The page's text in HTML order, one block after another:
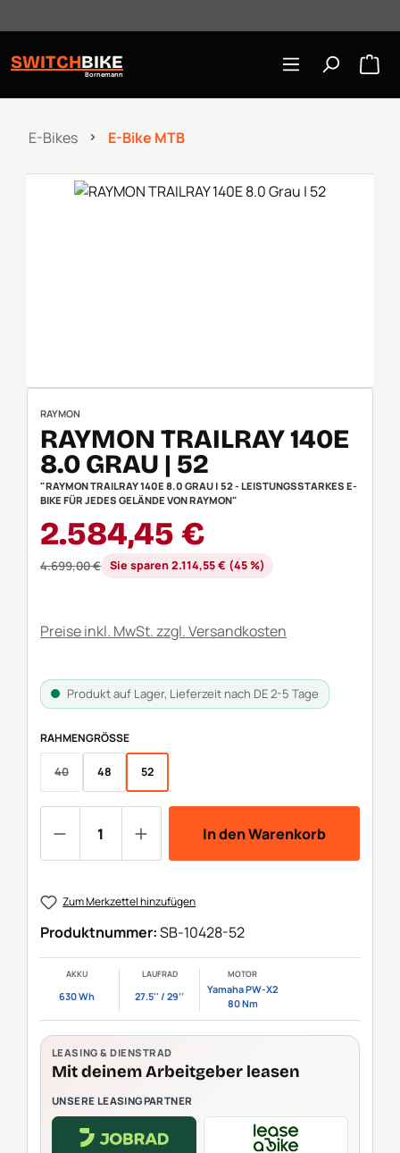
SWITCHBIKE
Bornemann
E-Bikes E-Bike MTB
Bildergalerie überspringen
RAYMON
RAYMON TRAILRAY 140E
8.0 GRAU | 52
"RAYMON TRAILRAY 140E 8.0 GRAU | 52 - LEISTUNGSSTARKES E-
BIKE FÜR JEDES GELÄNDE VON RAYMON"
Verkaufspreis:
2.584,45 €
Regulärer Preis:
4.699,00 € Sie sparen 2.114,55 € (45 %)
Preise inkl. MwSt. zzgl. Versandkosten
Produkt auf Lager, Lieferzeit nach DE 2-5 Tage
RAHMENGRÖSSE AUSWÄHLEN
40 48 52
In den Warenkorb
Zum Merkzettel hinzufügen
Produktnummer:SB-10428-52
AKKU
630 Wh
LAUFRAD
27.5'' / 29‘‘
MOTOR
Yamaha PW-X2
80 Nm
LEASING & DIENSTRAD
Mit deinem Arbeitgeber leasen
UNSERE LEASINGPARTNER